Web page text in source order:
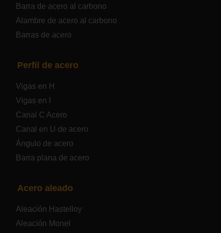
Placa de acero para calderas y recipientes a
presión
Placa de acero para puentes
Chapa de acero a cuadros
Chapa de acero prelacada
Placa de acero laminado en frío
Placa de acero eléctrica
Chapa de acero esmaltada
Barra de acero al carbono
Alambre de acero al carbono
Barras de acero
Perfil de acero
Vigas en H
Vigas en I
Canal C Acero
Canal en U de acero
Ángulo de acero
Barra plana de acero
Acero aleado
Aleación Hastelloy
Aleación Monel